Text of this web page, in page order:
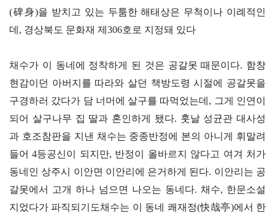
(碑身)을 받치고 있는 두툼한 해태상은 무척이나 이례적인
데, 경상북도 문화재 제306호로 지정돼 있다
채수가 이 동네에 정착하게 된 것은 공갈못 때문이다. 함창
현감이던 아버지를 따라와 살던 책방도령 시절에 공갈못을
구경하러 갔다가 담 너머에 살구를 따먹었는데, 그게 인연이
되어 살구나무 집 딸과 혼인하게 됐다. 훗날 성균관 대사성
과 호조참판을 지낸 채수는 중종반정에 본의 아니게 휘말려
들어 4등공신이 되지만, 반정이 올바르지 않다고 여겨 처가
동네인 상주시 이안면 이안리에 은거하게 된다. 이안리는 공
갈못에서 고개 하나 넘으면 나오는 동네다. 채수, 한문소설
지었다가 파직되기도채수는 이 동네 쾌재정(快哉亭)에서 한